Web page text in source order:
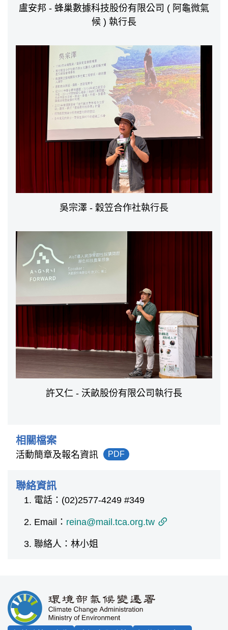
盧安邦 - 蜂巢數據科技股份有限公司 ( 阿龜微氣
候 ) 執行長
吳宗澤 - 穀笠合作社執行長
許又仁 - 沃畝股份有限公司執行長
相關檔案
活動簡章及報名資訊 PDF
聯絡資訊
電話：(02)2577-4249 #349
Email： reina@mail.tca.org.tw
聯絡人：林小姐